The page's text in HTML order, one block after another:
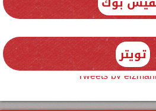
تويتر
Tweets by